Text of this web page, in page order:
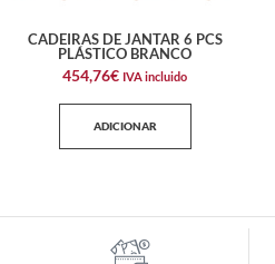
CADEIRAS DE JANTAR 6 PCS
PLÁSTICO BRANCO
454,76€ IVA incluido
ADICIONAR